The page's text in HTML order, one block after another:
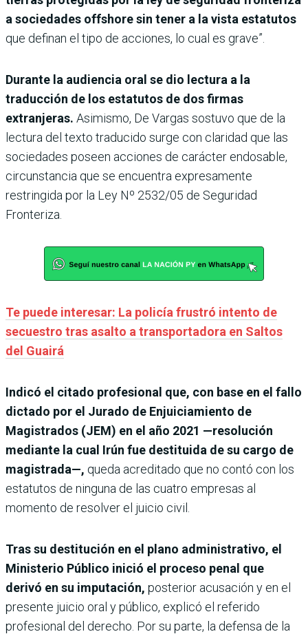
a sociedades offshore sin tener a la vista estatutos
que definan el tipo de acciones, lo cual es grave”.
Durante la audiencia oral se dio lectura a la
traducción de los estatutos de dos firmas
extranjeras. Asimismo, De Vargas sostuvo que de la
lectura del texto traducido surge con claridad que las
sociedades poseen acciones de carácter endosable,
circunstancia que se encuentra expresamente
restringida por la Ley Nº 2532/05 de Seguridad
Fronteriza.
Te puede interesar: La policía frustró intento de
secuestro tras asalto a transportadora en Saltos
del Guairá
Indicó el citado profesional que, con base en el fallo
dictado por el Jurado de Enjuiciamiento de
Magistrados (JEM) en el año 2021 —resolución
mediante la cual Irún fue destituida de su cargo de
magistrada—, queda acreditado que no contó con los
estatutos de ninguna de las cuatro empresas al
momento de resolver el juicio civil.
Tras su destitución en el plano administrativo, el
Ministerio Público inició el proceso penal que
derivó en su imputación, posterior acusación y en el
presente juicio oral y público, explicó el referido
profesional del derecho. Por su parte, la defensa de la